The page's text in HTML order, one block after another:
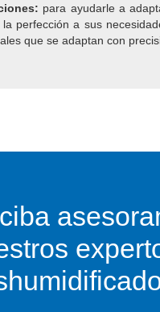
para ayudarle a
perfección a sus
que se adaptan con